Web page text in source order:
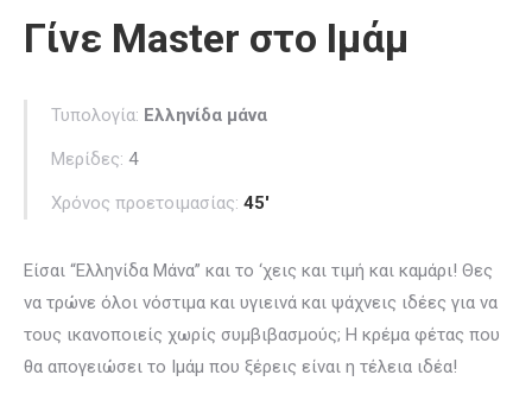
Γίνε Master στο Ιμάμ
Τυπολογία: Ελληνίδα μάνα
Μερίδες: 4
Χρόνος προετοιμασίας: 45′
Είσαι “Ελληνίδα Μάνα” και το ‘χεις και τιμή και καμάρι! Θες
να τρώνε όλοι νόστιμα και υγιεινά και ψάχνεις ιδέες για να
τους ικανοποιείς χωρίς συμβιβασμούς; Η κρέμα φέτας που
θα απογειώσει το Ιμάμ που ξέρεις είναι η τέλεια ιδέα!